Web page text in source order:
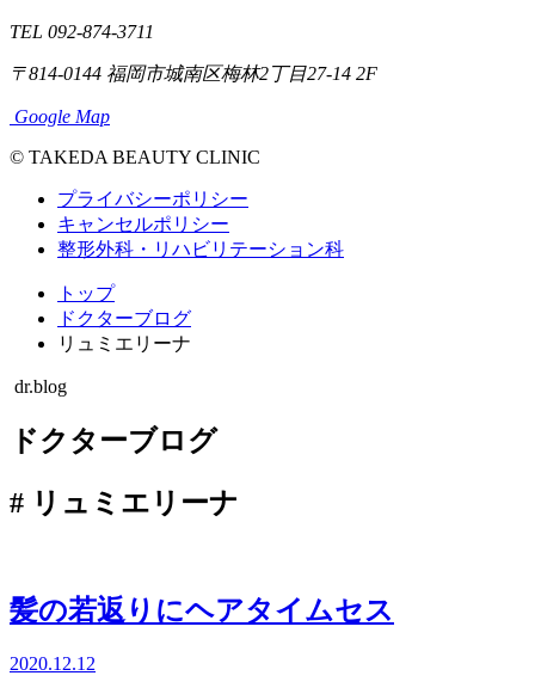
TEL 092-874-3711
〒814-0144 福岡市城南区梅林2丁目27-14 2F
Google Map
© TAKEDA BEAUTY CLINIC
プライバシーポリシー
キャンセルポリシー
整形外科・リハビリテーション科
トップ
ドクターブログ
リュミエリーナ
dr.blog
ドクターブログ
# リュミエリーナ
髪の若返りにヘアタイムセス
2020.12.12